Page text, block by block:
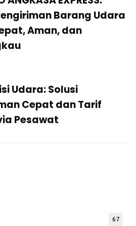
Barang Udara
Aman, dan
Udara: Solusi
Cepat dan Tarif
Pesawat
67